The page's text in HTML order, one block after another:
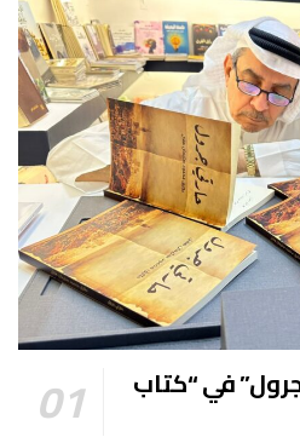
في “كتاب